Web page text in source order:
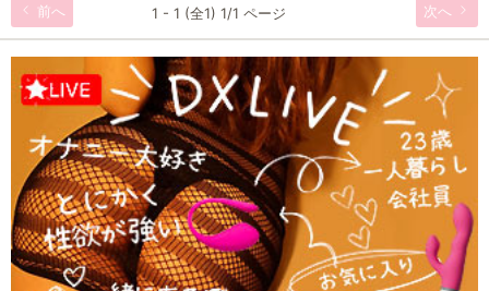
前へ 次へ
1 - 1 (全1) 1/1 ページ